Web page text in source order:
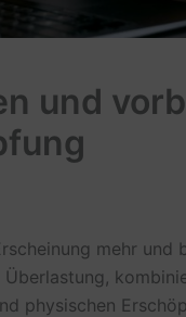
und
mehr
physischen